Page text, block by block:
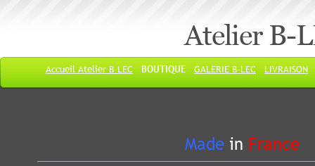
Atelier B-
Accueil Atelier B-LEC BOUTIQUE GALERIE B-LEC LIVRAISON
Made in France